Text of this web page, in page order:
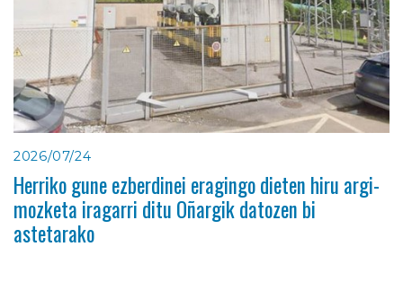
2026/07/24
Herriko gune ezberdinei eragingo dieten hiru argi-
mozketa iragarri ditu Oñargik datozen bi
astetarako